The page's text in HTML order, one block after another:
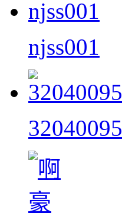
njss001
32040095